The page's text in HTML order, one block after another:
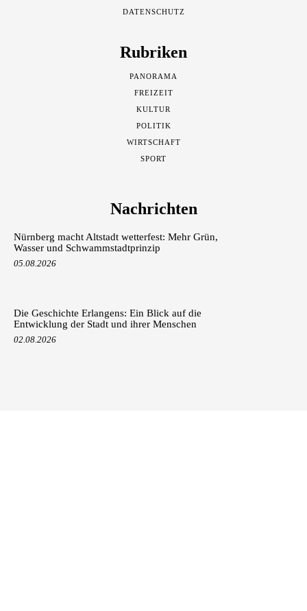
DATENSCHUTZ
Rubriken
PANORAMA
FREIZEIT
KULTUR
POLITIK
WIRTSCHAFT
SPORT
Nachrichten
Nürnberg macht Altstadt wetterfest: Mehr Grün,
Wasser und Schwammstadtprinzip
05.08.2026
Die Geschichte Erlangens: Ein Blick auf die
Entwicklung der Stadt und ihrer Menschen
02.08.2026